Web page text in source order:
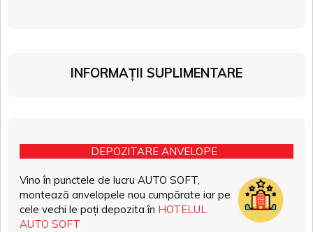
INFORMAȚII SUPLIMENTARE
DEPOZITARE ANVELOPE
Vino în punctele de lucru AUTO SOFT,
montează anvelopele nou cumpărate iar pe
cele vechi le poți depozita în HOTELUL
AUTO SOFT